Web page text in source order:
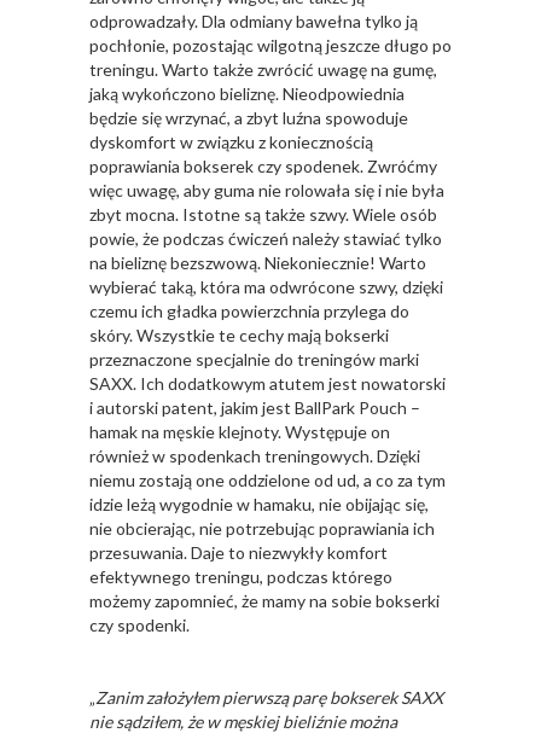
odprowadzały. Dla odmiany bawełna tylko ją
pochłonie, pozostając wilgotną jeszcze długo po
treningu. Warto także zwrócić uwagę na gumę,
jaką wykończono bieliznę. Nieodpowiednia
będzie się wrzynać, a zbyt luźna spowoduje
dyskomfort w związku z koniecznością
poprawiania bokserek czy spodenek. Zwróćmy
więc uwagę, aby guma nie rolowała się i nie była
zbyt mocna. Istotne są także szwy. Wiele osób
powie, że podczas ćwiczeń należy stawiać tylko
na bieliznę bezszwową. Niekoniecznie! Warto
wybierać taką, która ma odwrócone szwy, dzięki
czemu ich gładka powierzchnia przylega do
skóry. Wszystkie te cechy mają bokserki
przeznaczone specjalnie do treningów marki
SAXX. Ich dodatkowym atutem jest nowatorski
i autorski patent, jakim jest BallPark Pouch –
hamak na męskie klejnoty. Występuje on
również w spodenkach treningowych. Dzięki
niemu zostają one oddzielone od ud, a co za tym
idzie leżą wygodnie w hamaku, nie obijając się,
nie obcierając, nie potrzebując poprawiania ich
przesuwania. Daje to niezwykły komfort
efektywnego treningu, podczas którego
możemy zapomnieć, że mamy na sobie bokserki
czy spodenki.
„Zanim założyłem pierwszą parę bokserek SAXX
nie sądziłem, że w męskiej bieliźnie można